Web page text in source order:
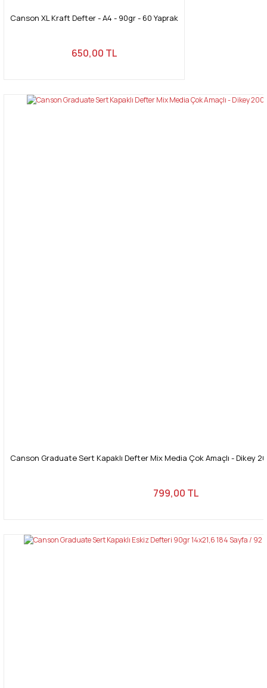
Canson XL Kraft Defter - A4 - 90gr - 60 Yaprak
650,00 TL
Canson Graduate Sert Kapaklı Defter Mix Media Çok Amaçlı - Dikey
799,00 TL